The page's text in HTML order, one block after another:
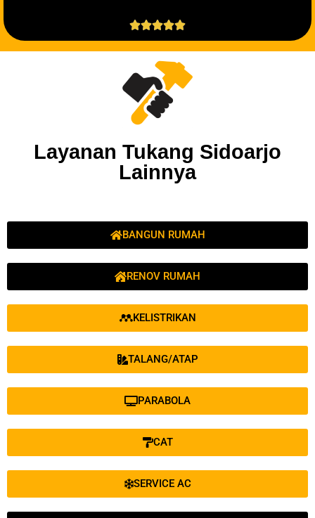

Layanan Tukang Sidoarjo
Lainnya
BANGUN RUMAH
RENOV RUMAH
KELISTRIKAN
TALANG/ATAP
PARABOLA
CAT
SERVICE AC